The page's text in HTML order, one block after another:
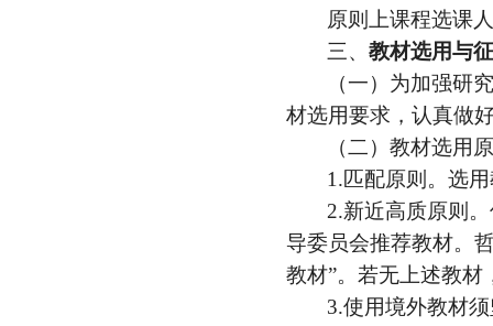
原则上课程选课
三、 教材选用与
（一）为加强研
材选用要求，认真做
（二）教材选用
1 .匹配原则。选
2.新近高质原则
导委员会推荐教材。
教材”。 若无上述教材
3.使用境外教材须